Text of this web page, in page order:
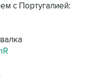
с Португалией: